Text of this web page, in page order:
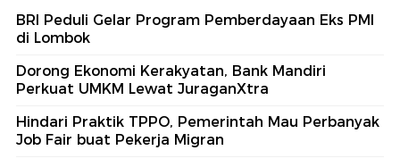
BRI Peduli Gelar Program Pemberdayaan Eks PMI
di Lombok
Dorong Ekonomi Kerakyatan, Bank Mandiri
Perkuat UMKM Lewat JuraganXtra
Hindari Praktik TPPO, Pemerintah Mau Perbanyak
Job Fair buat Pekerja Migran